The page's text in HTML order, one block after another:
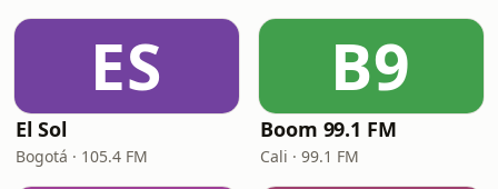
ES
El Sol
Bogotá · 105.4 FM
B9
Boom 99.1 FM
Cali · 99.1 FM